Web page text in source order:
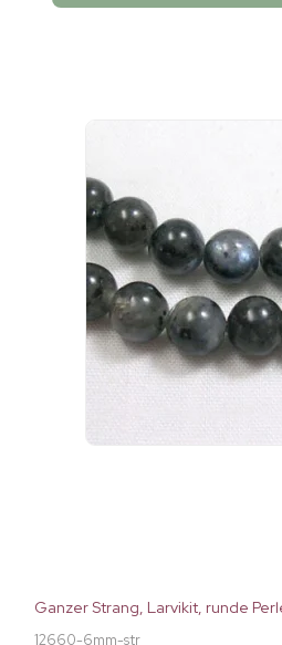
Ganzer Strang, Larvikit, runde
12660-6mm-str